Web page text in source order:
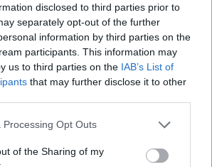
disclosed to third parties prior to
separately opt-out of the further
information by third parties on the
participants. This information may
us to third parties on the IAB’s List of
that may further disclose it to other
website/app uses one or more Google
or usage behaviour. You may click to
Processing Opt Outs
of the Sharing of my